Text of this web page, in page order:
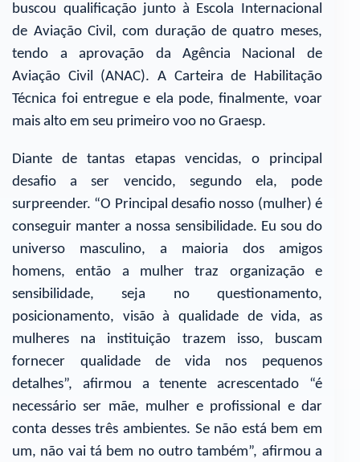
buscou qualificação junto à Escola Internacional
de Aviação Civil, com duração de quatro meses,
tendo a aprovação da Agência Nacional de
Aviação Civil (ANAC). A Carteira de Habilitação
Técnica foi entregue e ela pode, finalmente, voar
mais alto em seu primeiro voo no Graesp.
Diante de tantas etapas vencidas, o principal
desafio a ser vencido, segundo ela, pode
surpreender. “O Principal desafio nosso (mulher) é
conseguir manter a nossa sensibilidade. Eu sou do
universo masculino, a maioria dos amigos
homens, então a mulher traz organização e
sensibilidade, seja no questionamento,
posicionamento, visão à qualidade de vida, as
mulheres na instituição trazem isso, buscam
fornecer qualidade de vida nos pequenos
detalhes”, afirmou a tenente acrescentado “é
necessário ser mãe, mulher e profissional e dar
conta desses três ambientes. Se não está bem em
um, não vai tá bem no outro também”, afirmou a